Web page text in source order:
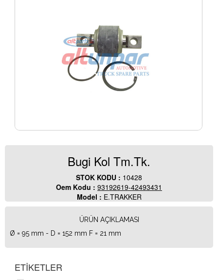
Bugi Kol Tm.Tk.
STOK KODU : 10428
Oem Kodu : 93192619-42493431
Model : E.TRAKKER
ÜRÜN AÇIKLAMASI
Ø = 95 mm - D = 152 mm F = 21 mm
ETİKETLER